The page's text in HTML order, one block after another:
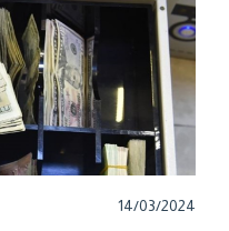
14/03/2024